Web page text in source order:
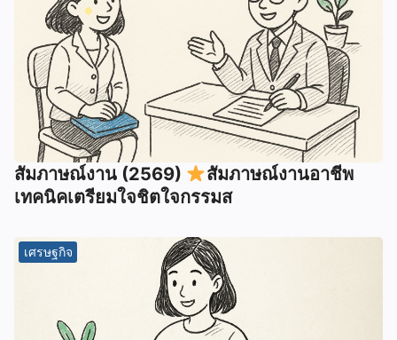
สัมภาษณ์งาน (2569)
สัมภาษณ์งานอาชีพ
เทคนิคเตรียมใจชิตใจกรรมส
เศรษฐกิจ